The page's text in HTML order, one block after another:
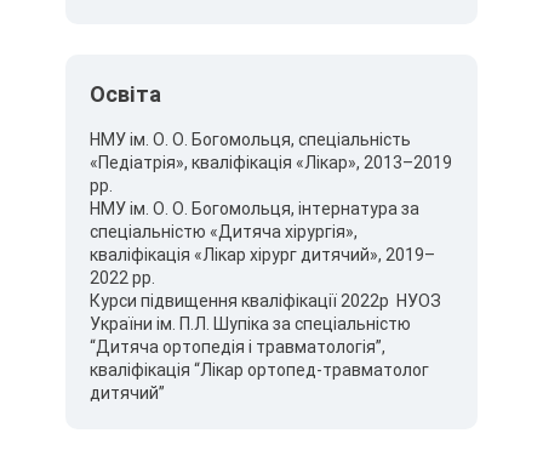
Освіта
НМУ ім. О. О. Богомольця, спеціальність
«Педіатрія», кваліфікація «Лікар», 2013–2019
рр.
НМУ ім. О. О. Богомольця, інтернатура за
спеціальністю «Дитяча хірургія»,
кваліфікація «Лікар хірург дитячий», 2019–
2022 рр.
Курси підвищення кваліфікації 2022р НУОЗ
України ім. П.Л. Шупіка за спеціальністю
“Дитяча ортопедія і травматологія”,
кваліфікація “Лікар ортопед-травматолог
дитячий”